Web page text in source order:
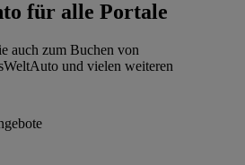
für alle Portale
auch zum Buchen von
und vielen weiteren